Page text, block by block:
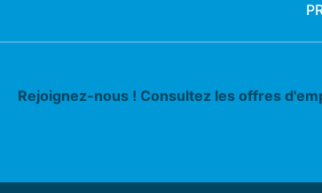
Rejoignez-nous ! Consultez les offres